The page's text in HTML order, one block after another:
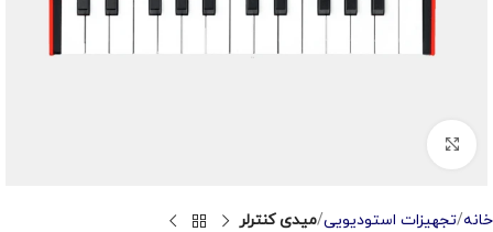
خانه تجهیزات استودیویی میدی کنترلر